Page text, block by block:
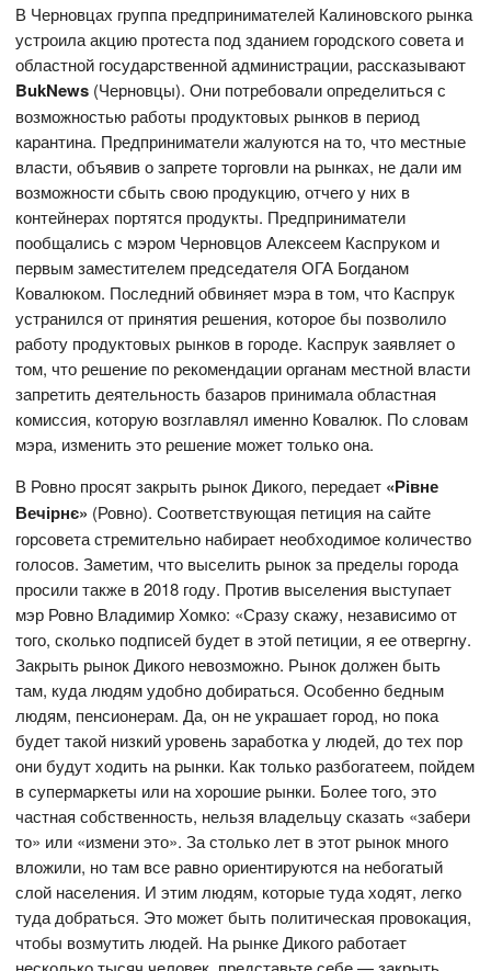
В Черновцах группа предпринимателей Калиновского рынка
устроила акцию протеста под зданием городского совета и
областной государственной администрации, рассказывают
BukNews (Черновцы). Они потребовали определиться с
возможностью работы продуктовых рынков в период
карантина. Предприниматели жалуются на то, что местные
власти, объявив о запрете торговли на рынках, не дали им
возможности сбыть свою продукцию, отчего у них в
контейнерах портятся продукты. Предприниматели
пообщались с мэром Черновцов Алексеем Каспруком и
первым заместителем председателя ОГА Богданом
Ковалюком. Последний обвиняет мэра в том, что Каспрук
устранился от принятия решения, которое бы позволило
работу продуктовых рынков в городе. Каспрук заявляет о
том, что решение по рекомендации органам местной власти
запретить деятельность базаров принимала областная
комиссия, которую возглавлял именно Ковалюк. По словам
мэра, изменить это решение может только она.
В Ровно просят закрыть рынок Дикого, передает «Рівне
Вечірнє» (Ровно). Соответствующая петиция на сайте
горсовета стремительно набирает необходимое количество
голосов. Заметим, что выселить рынок за пределы города
просили также в 2018 году. Против выселения выступает
мэр Ровно Владимир Хомко: «Сразу скажу, независимо от
того, сколько подписей будет в этой петиции, я ее отвергну.
Закрыть рынок Дикого невозможно. Рынок должен быть
там, куда людям удобно добираться. Особенно бедным
людям, пенсионерам. Да, он не украшает город, но пока
будет такой низкий уровень заработка у людей, до тех пор
они будут ходить на рынки. Как только разбогатеем, пойдем
в супермаркеты или на хорошие рынки. Более того, это
частная собственность, нельзя владельцу сказать «забери
то» или «измени это». За столько лет в этот рынок много
вложили, но там все равно ориентируются на небогатый
слой населения. И этим людям, которые туда ходят, легко
туда добраться. Это может быть политическая провокация,
чтобы возмутить людей. На рынке Дикого работает